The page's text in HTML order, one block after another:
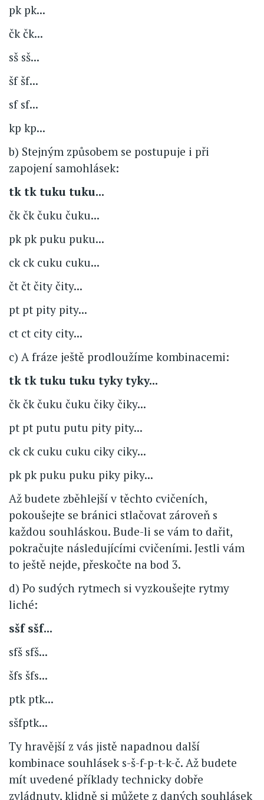
pk pk...
čk čk...
sš sš...
šf šf...
sf sf...
kp kp...
b) Stejným způsobem se postupuje i při
zapojení samohlásek:
tk tk tuku tuku...
čk čk čuku čuku...
pk pk puku puku...
ck ck cuku cuku...
čt čt čity čity...
pt pt pity pity...
ct ct city city...
c) A fráze ještě prodloužíme kombinacemi:
tk tk tuku tuku tyky tyky...
čk čk čuku čuku čiky čiky...
pt pt putu putu pity pity...
ck ck cuku cuku ciky ciky...
pk pk puku puku piky piky...
Až budete zběhlejší v těchto cvičeních,
pokoušejte se bránici stlačovat zároveň s
každou souhláskou. Bude-li se vám to dařit,
pokračujte následujícími cvičeními. Jestli vám
to ještě nejde, přeskočte na bod 3.
d) Po sudých rytmech si vyzkoušejte rytmy
liché:
sšf sšf...
sfš sfš...
šfs šfs...
ptk ptk...
sšfptk...
Ty hravější z vás jistě napadnou další
kombinace souhlásek s-š-f-p-t-k-č. Až budete
mít uvedené příklady technicky dobře
zvládnuty, klidně si můžete z daných souhlásek